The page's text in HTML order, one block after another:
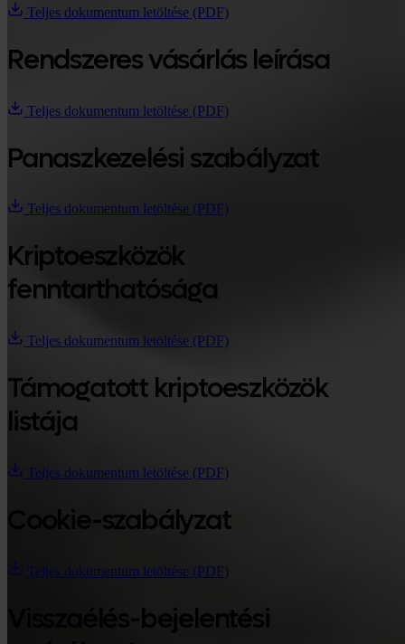
Teljes dokumentum letöltése (PDF)
Rendszeres vásárlás leírása
Teljes dokumentum letöltése (PDF)
Panaszkezelési szabályzat
Teljes dokumentum letöltése (PDF)
Kriptoeszközök
fenntarthatósága
Teljes dokumentum letöltése (PDF)
Támogatott kriptoeszközök
listája
Teljes dokumentum letöltése (PDF)
Cookie-szabályzat
Teljes dokumentum letöltése (PDF)
Visszaélés-bejelentési